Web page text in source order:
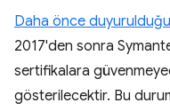
Daha önce
2017'den sonra
sertifikalara
gösterilecektir. Bu